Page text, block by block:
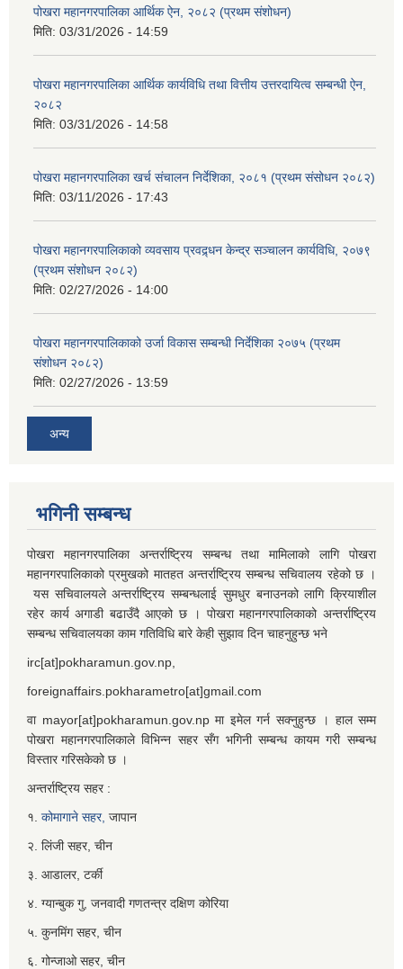
पोखरा महानगरपालिका आर्थिक ऐन, २०८२ (प्रथम संशोधन)
मिति: 03/31/2026 - 14:59
पोखरा महानगरपालिका आर्थिक कार्यविधि तथा वित्तीय उत्तरदायित्व सम्बन्धी ऐन,
२०८२
मिति: 03/31/2026 - 14:58
पोखरा महानगरपालिका खर्च संचालन निर्देशिका, २०८१ (प्रथम संसोधन २०८२)
मिति: 03/11/2026 - 17:43
पोखरा महानगरपालिकाको व्यवसाय प्रवद्र्धन केन्द्र सञ्चालन कार्यविधि, २०७९
(प्रथम संशोधन २०८२)
मिति: 02/27/2026 - 14:00
पोखरा महानगरपालिकाको उर्जा विकास सम्बन्धी निर्देशिका २०७५ (प्रथम
संशोधन २०८२)
मिति: 02/27/2026 - 13:59
अन्य
भगिनी सम्बन्ध
पोखरा महानगरपालिका अन्तर्राष्ट्रिय सम्बन्ध तथा मामिलाको लागि पोखरा
महानगरपालिकाको प्रमुखको मातहत अन्तर्राष्ट्रिय सम्बन्ध सचिवालय रहेको छ ।
यस सचिवालयले अन्तर्राष्ट्रिय सम्बन्धलाई सुमधुर बनाउनको लागि क्रियाशील
रहेर कार्य अगाडी बढाउँदै आएको छ । पोखरा महानगरपालिकाको अन्तर्राष्ट्रिय
सम्बन्ध सचिवालयका काम गतिविधि बारे केही सुझाव दिन चाहनुहुन्छ भने
irc[at]pokharamun.gov.np,
foreignaffairs.pokharametro[at]gmail.com
वा mayor[at]pokharamun.gov.np मा इमेल गर्न सक्नुहुन्छ । हाल सम्म
पोखरा महानगरपालिकाले विभिन्न सहर सँग भगिनी सम्बन्ध कायम गरी सम्बन्ध
विस्तार गरिसकेको छ ।
अन्तर्राष्ट्रिय सहर :
१. कोमागाने सहर, जापान
२. लिंजी सहर, चीन
३. आडालर, टर्की
४. ग्यान्बुक गु, जनवादी गणतन्त्र दक्षिण कोरिया
५. कुनमिंग सहर, चीन
६. गोन्जाओ सहर, चीन